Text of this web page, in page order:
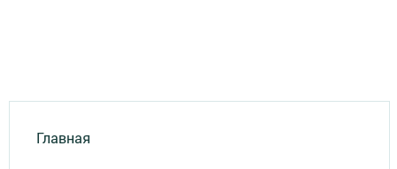
Главная